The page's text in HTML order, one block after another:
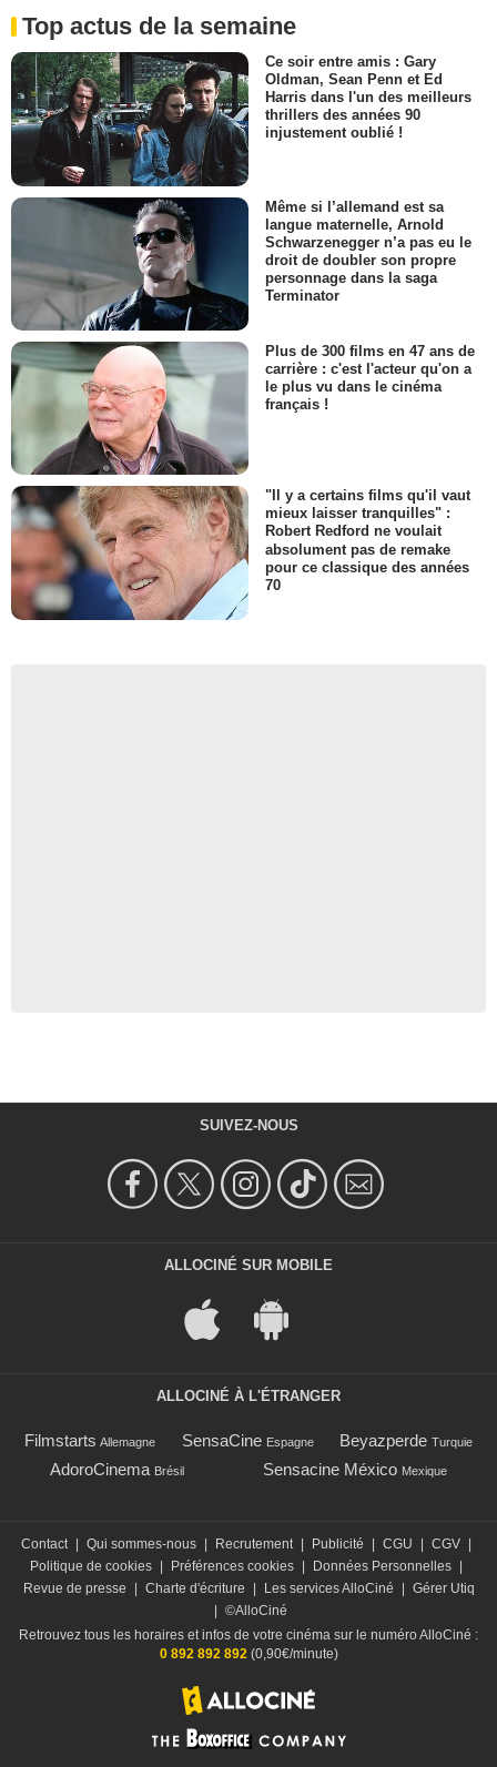
Top actus de la semaine
Ce soir entre amis : Gary
Oldman, Sean Penn et Ed
Harris dans l'un des meilleurs
thrillers des années 90
injustement oublié !
Même si l’allemand est sa
langue maternelle, Arnold
Schwarzenegger n’a pas eu le
droit de doubler son propre
personnage dans la saga
Terminator
Plus de 300 films en 47 ans de
carrière : c'est l'acteur qu'on a
le plus vu dans le cinéma
français !
"Il y a certains films qu'il vaut
mieux laisser tranquilles" :
Robert Redford ne voulait
absolument pas de remake
pour ce classique des années
70
SUIVEZ-NOUS
ALLOCINÉ SUR MOBILE
ALLOCINÉ À L'ÉTRANGER
Filmstarts Allemagne SensaCine Espagne Beyazperde Turquie
AdoroCinema Brésil Sensacine México Mexique
Contact | Qui sommes-nous | Recrutement | Publicité | CGU | CGV |
Politique de cookies | Préférences cookies | Données Personnelles |
Revue de presse
| Charte d'écriture | Les services AlloCiné | Gérer Utiq
| ©AlloCiné
Retrouvez tous les horaires et infos de votre cinéma sur le numéro AlloCiné :
0 892 892 892 (0,90€/minute)